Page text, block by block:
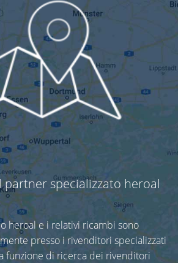
partner specializzato heroal
heroal e i relativi ricambi sono
presso i rivenditori specializzati
funzione di ricerca dei rivenditori